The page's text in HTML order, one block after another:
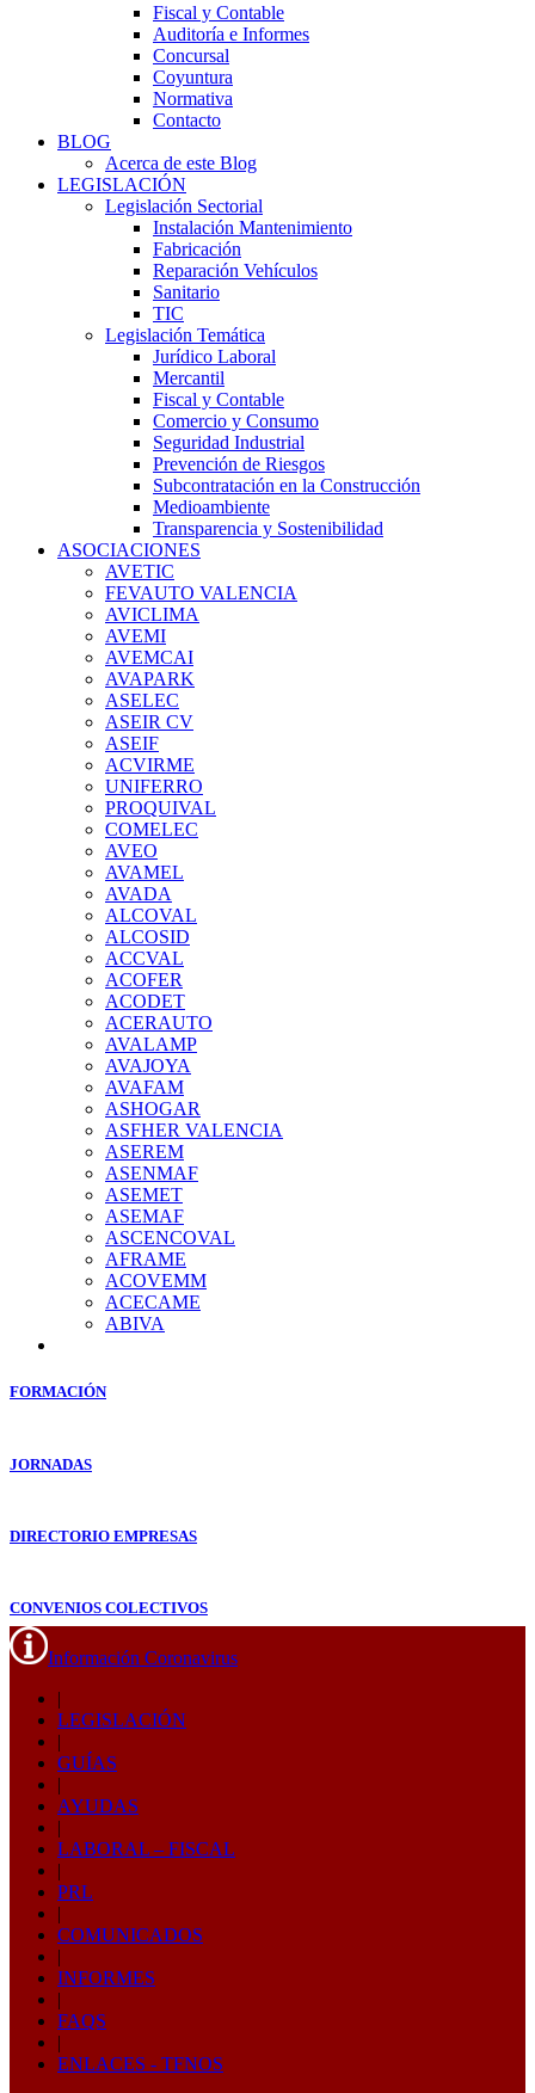
Fiscal y Contable
Auditoría e Informes
Concursal
Coyuntura
Normativa
Contacto
BLOG
Acerca de este Blog
LEGISLACIÓN
Legislación Sectorial
Instalación Mantenimiento
Fabricación
Reparación Vehículos
Sanitario
TIC
Legislación Temática
Jurídico Laboral
Mercantil
Fiscal y Contable
Comercio y Consumo
Seguridad Industrial
Prevención de Riesgos
Subcontratación en la Construcción
Medioambiente
Transparencia y Sostenibilidad
ASOCIACIONES
AVETIC
FEVAUTO VALENCIA
AVICLIMA
AVEMI
AVEMCAI
AVAPARK
ASELEC
ASEIR CV
ASEIF
ACVIRME
UNIFERRO
PROQUIVAL
COMELEC
AVEO
AVAMEL
AVADA
ALCOVAL
ALCOSID
ACCVAL
ACOFER
ACODET
ACERAUTO
AVALAMP
AVAJOYA
AVAFAM
ASHOGAR
ASFHER VALENCIA
ASEREM
ASENMAF
ASEMET
ASEMAF
ASCENCOVAL
AFRAME
ACOVEMM
ACECAME
ABIVA
FORMACIÓN
JORNADAS
DIRECTORIO EMPRESAS
CONVENIOS COLECTIVOS
Información Coronavirus
|
LEGISLACIÓN
|
GUÍAS
|
AYUDAS
|
LABORAL – FISCAL
|
PRL
|
COMUNICADOS
|
INFORMES
|
FAQS
|
ENLACES - TFNOS